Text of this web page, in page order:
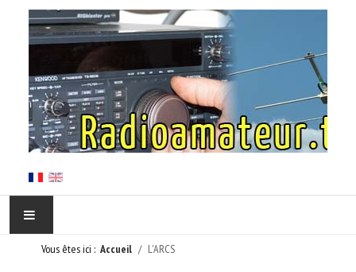
ACCUEIL
Vous êtes ici : Accueil L'ARCS